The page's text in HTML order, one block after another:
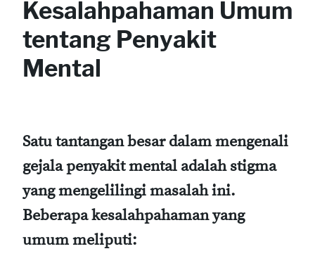
Kesalahpahaman Umum
tentang Penyakit
Mental
Satu tantangan besar dalam mengenali
gejala penyakit mental adalah stigma
yang mengelilingi masalah ini.
Beberapa kesalahpahaman yang
umum meliputi: